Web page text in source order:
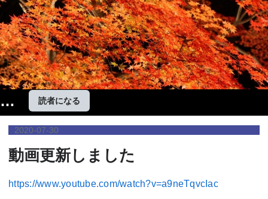
個
人
投
資
読者になる
2020-07-30
動画更新しました
https://www.youtube.com/watch?v=a9neTqvcIac